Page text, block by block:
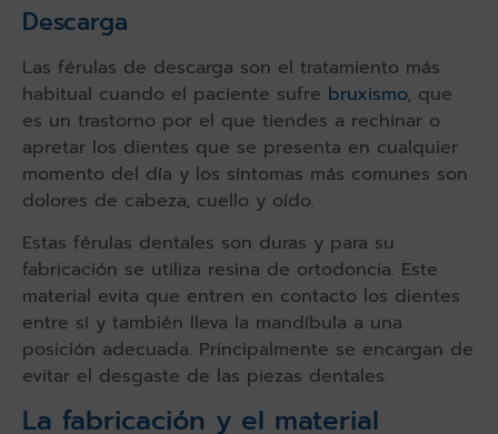
Descarga
Las férulas de descarga son el tratamiento más
habitual cuando el paciente sufre bruxismo, que
es un trastorno por el que tiendes a rechinar o
apretar los dientes que se presenta en cualquier
momento del día y los síntomas más comunes son
dolores de cabeza, cuello y oído.
Estas férulas dentales son duras y para su
fabricación se utiliza resina de ortodoncia. Este
material evita que entren en contacto los dientes
entre sí y también lleva la mandíbula a una
posición adecuada. Principalmente se encargan de
evitar el desgaste de las piezas dentales.
La fabricación y el material